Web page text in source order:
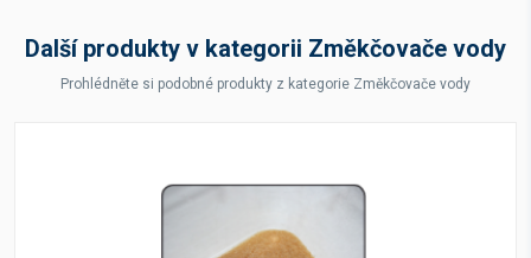
Další produkty v kategorii Změkčovače vody
Prohlédněte si podobné produkty z kategorie Změkčovače vody